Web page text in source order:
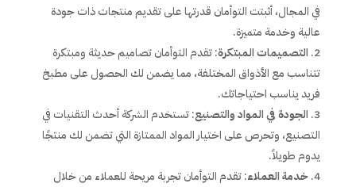
في المجال، أثبتت التوأمان قدرتها على تقديم منتجات ذات جودة
عالية وخدمة متميزة.
التصميمات المبتكرة: تقدم التوأمان تصاميم حديثة ومبتكرة
تتناسب مع الأذواق المختلفة، مما يضمن لك الحصول على مطبخ
فريد يناسب احتياجاتك.
الجودة في المواد والتصنيع: تستخدم الشركة أحدث التقنيات في
التصنيع، وتحرص على اختيار المواد الممتازة التي تضمن لك منتجًا
يدوم طويلاً.
خدمة العملاء: تقدم التوأمان تجربة مريحة للعملاء من خلال